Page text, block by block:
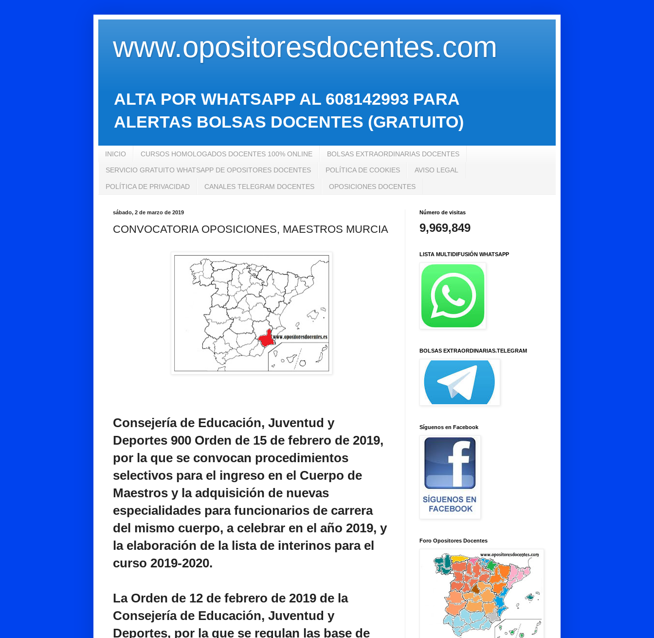
www.opositoresdocentes.com
ALTA POR WHATSAPP AL 608142993 PARA
ALERTAS BOLSAS DOCENTES (GRATUITO)
INICIO CURSOS HOMOLOGADOS DOCENTES 100% ONLINE BOLSAS EXTRAORDINARIAS DOCENTES
SERVICIO GRATUITO WHATSAPP DE OPOSITORES DOCENTES POLÍTICA DE COOKIES AVISO LEGAL
POLÍTICA DE PRIVACIDAD CANALES TELEGRAM DOCENTES OPOSICIONES DOCENTES
sábado, 2 de marzo de 2019
CONVOCATORIA OPOSICIONES, MAESTROS MURCIA
Consejería de Educación, Juventud y
Deportes 900 Orden de 15 de febrero de 2019,
por la que se convocan procedimientos
selectivos para el ingreso en el Cuerpo de
Maestros y la adquisición de nuevas
especialidades para funcionarios de carrera
del mismo cuerpo, a celebrar en el año 2019, y
la elaboración de la lista de interinos para el
curso 2019-2020.
La Orden de 12 de febrero de 2019 de la
Consejería de Educación, Juventud y
Deportes, por la que se regulan las base de
Número de visitas
9,969,849
LISTA MULTIDIFUSIÓN WHATSAPP
BOLSAS EXTRAORDINARIAS.TELEGRAM
Síguenos en Facebook
Foro Opositores Docentes